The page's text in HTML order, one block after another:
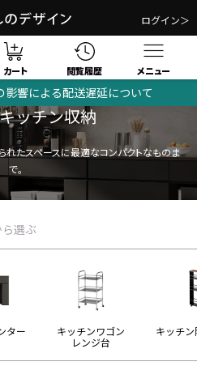
ログイン＞
カート 閲覧履歴 メニュー
影響による配送遅延について
ッチン収納
れたスペースに最適なコンパクトなものま
で。
選ぶ
ター
キッチンワゴン
レンジ台
キッチ